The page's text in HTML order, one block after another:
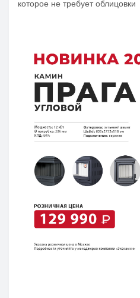
которое не требует облицовки